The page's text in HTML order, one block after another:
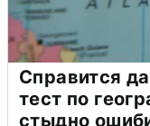
Справится
тест по
стыдно